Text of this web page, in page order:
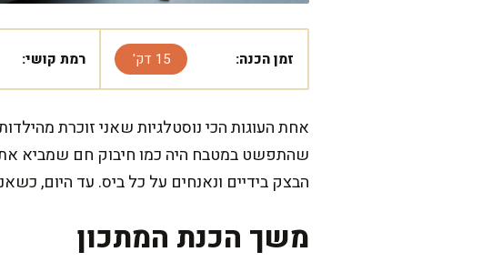
זמן הכנה: 15 דק' רמת קושי:
אחת העוגות הכי נוסטלגיות שאני זוכרת
שהתפשט במטבח היה כמו חיבוק חם שמביא את
הבצק בידיים ונאנחים על כל ביס. עד היום,
משך הכנת המתכון